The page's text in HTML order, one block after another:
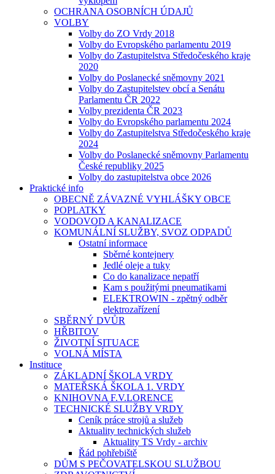
OCHRANA OSOBNÍCH ÚDAJŮ
VOLBY
Volby do ZO Vrdy 2018
Volby do Evropského parlamentu 2019
Volby do Zastupitelstva Středočeského kraje
2020
Volby do Poslanecké sněmovny 2021
Volby do Zastupitelstev obcí a Senátu
Parlamentu ČR 2022
Volby prezidenta ČR 2023
Volby do Evropského parlamentu 2024
Volby do Zastupitelstva Středočeského kraje
2024
Volby do Poslanecké sněmovny Parlamentu
České republiky 2025
Volby do zastupitelstva obce 2026
Praktické info
OBECNĚ ZÁVAZNÉ VYHLÁŠKY OBCE
POPLATKY
VODOVOD A KANALIZACE
KOMUNÁLNÍ SLUŽBY, SVOZ ODPADŮ
Ostatní informace
Sběrné kontejnery
Jedlé oleje a tuky
Co do kanalizace nepatří
Kam s použitými pneumatikami
ELEKTROWIN - zpětný odběr
elektrozařízení
SBĚRNÝ DVŮR
HŘBITOV
ŽIVOTNÍ SITUACE
VOLNÁ MÍSTA
Instituce
ZÁKLADNÍ ŠKOLA VRDY
MATEŘSKÁ ŠKOLA 1. VRDY
KNIHOVNA F.V.LORENCE
TECHNICKÉ SLUŽBY VRDY
Ceník práce strojů a služeb
Aktuality technických služeb
Aktuality TS Vrdy - archiv
Řád pohřebiště
DŮM S PEČOVATELSKOU SLUŽBOU